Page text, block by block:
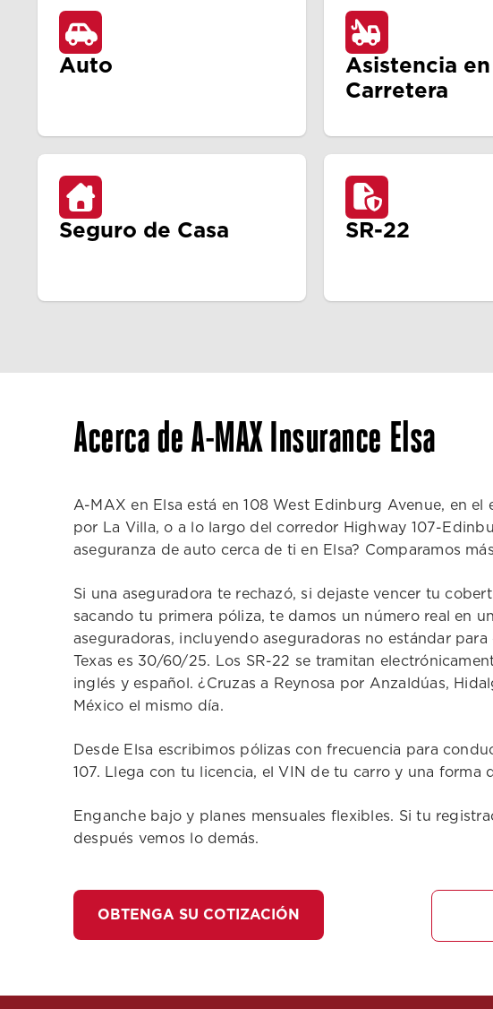
Auto
Asistencia en
Carretera
Seguro de Casa SR-22
Acerca de A-MAX Insurance Elsa
A-MAX en Elsa está en 108 West Edinburg Avenue, en
por La Villa, o a lo largo del corredor Highway 107-
aseguranza de auto cerca de ti en Elsa? Comparamos
Si una aseguradora te rechazó, si dejaste vencer tu
sacando tu primera póliza, te damos un número real en
aseguradoras, incluyendo aseguradoras no estándar
Texas es 30/60/25. Los SR-22 se tramitan
inglés y español. ¿Cruzas a Reynosa por Anzaldúas,
México el mismo día.
Desde Elsa escribimos pólizas con frecuencia para
107. Llega con tu licencia, el VIN de tu carro y una forma
Enganche bajo y planes mensuales flexibles. Si tu
después vemos lo demás.
OBTENGA SU COTIZACIÓN